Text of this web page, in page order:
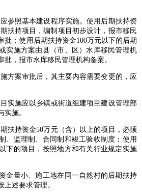
照基本建设程序实施。使用后期扶持资
扶持项目，编制项目初步设计，报市移民
批；使用后期扶持资金100万元以下的后期
实施方案由县（市、区）水库移民管理机
，报市水库移民管理机构备案。
案审批后，其主要内容需要变更的，应
施应以乡镇或街道组建项目建设管理部
实施。
持资金50万元（含）以上的项目，必须
、监理制、合同制和竣工验收制度；使用
下的项目，按照地方和有关行业规定实施
量小、施工地在同一自然村的后期扶持
述要求管理。